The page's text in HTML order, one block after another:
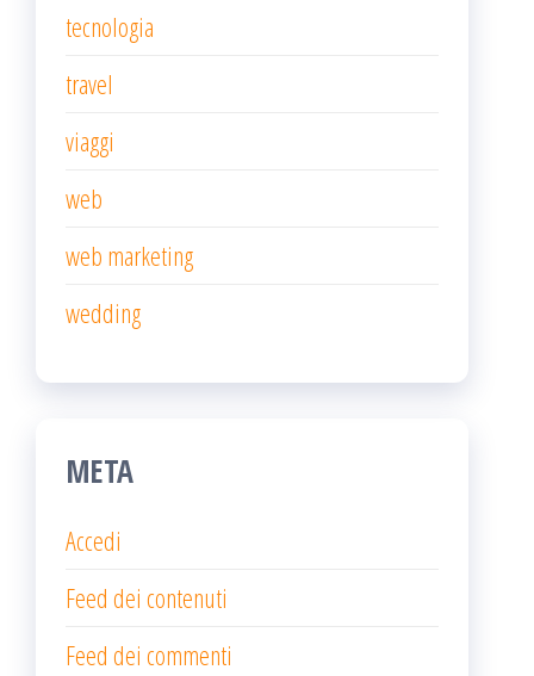
tecnologia
travel
viaggi
web
web marketing
wedding
META
Accedi
Feed dei contenuti
Feed dei commenti